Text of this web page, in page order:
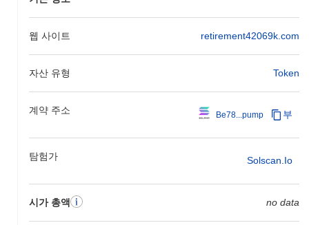
웹 사이트 retirement42069k.com
자산 유형 Token
계약 주소 Be78...pump 부
탐험가 Solscan.io
시가 총액 no data
퇴직 토큰은 퇴직 저축 및 투자를 위해 특별히 설계된 안전하고 사
강력한 레이어 1 블록체인 위에 구축되어 있으며, 고급 보안 기능
을 통합하여 사용자의 자산 안전을 보장하면서 원활한 거래를 촉진
합니다. 이 토큰은 사용자가 네트워크의 안정성과 거버넌스에 기여
하면서 보상을 받을 수 있는 새로운 스테이킹 메커니즘을 활용합니
다. 또한, 퇴직 토큰은 다양한 금융 서비스 및 플랫폼과의 상호 운
용성을 강조하여 사용자가 기존 투자 포트폴리오와 쉽게 퇴직 저축
높입니다. 거버넌스 모델은 토큰 보유자가 의사 결정 과정에 참여
할 수 있도록 하여 개발 및 기능 향상에 대한 커뮤니티 주도 접근